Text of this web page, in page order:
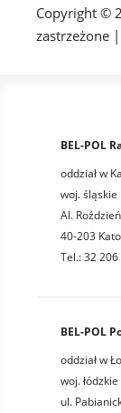
Copyright ©
zastrzeżone
BEL-POL
oddział w
woj. śląskie
Al.
40-203
Tel.: 32
BEL-POL
oddział w
woj. łódzkie
ul.